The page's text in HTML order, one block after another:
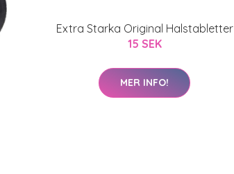
Extra Starka Original Halstabletter
15 SEK
MER INFO!